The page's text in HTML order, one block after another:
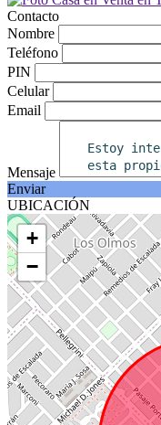
Contacto
Nombre
Teléfono
PIN
Celular
Email
Mensaje
Enviar
UBICACIÓN
+
−